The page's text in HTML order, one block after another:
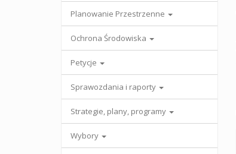
Planowanie Przestrzenne
Ochrona Środowiska
Petycje
Sprawozdania i raporty
Strategie, plany, programy
Wybory